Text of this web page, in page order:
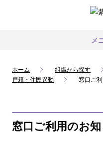
メ
ホーム 組織から探す
戸籍・住民異動
窓口ご
窓口ご利用のお